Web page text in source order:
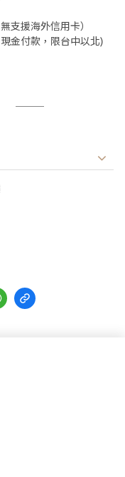
支援海外信用卡）
金付款，限台中以北)